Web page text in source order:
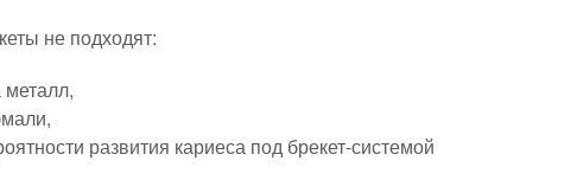
не подходят:
развития кариеса под брекет-системой